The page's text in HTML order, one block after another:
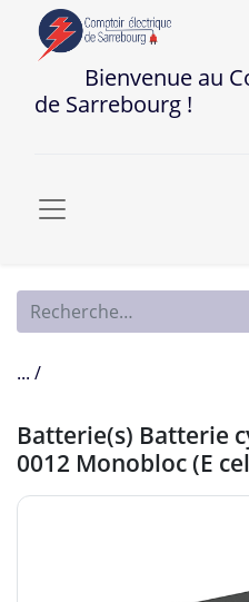
Bienvenue au
de Sarrebourg !
... /
Batterie(s) Batterie
0012 Monobloc (E